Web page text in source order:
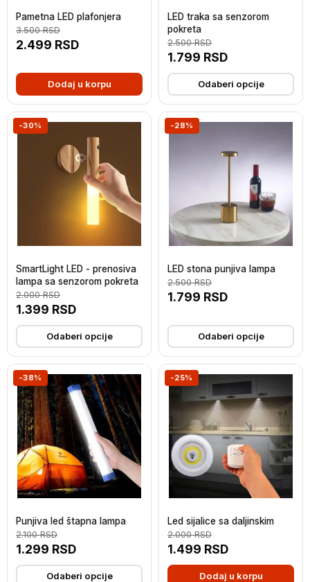
Pametna LED plafonjera
2.499 RSD
3.500RSD
Dodaj u korpu
LED traka sa senzorom
pokreta
1.799 RSD
2.500RSD
Odaberi opcije
-30%
SmartLight LED - prenosiva
lampa sa senzorom pokreta
1.399 RSD
2.000RSD
Odaberi opcije
-28%
LED stona punjiva lampa
1.799 RSD
2.500RSD
Odaberi opcije
-38%
Punjiva led štapna lampa
1.299 RSD
2.100RSD
Odaberi opcije
-25%
Led sijalice sa daljinskim
1.499 RSD
2.000RSD
Dodaj u korpu